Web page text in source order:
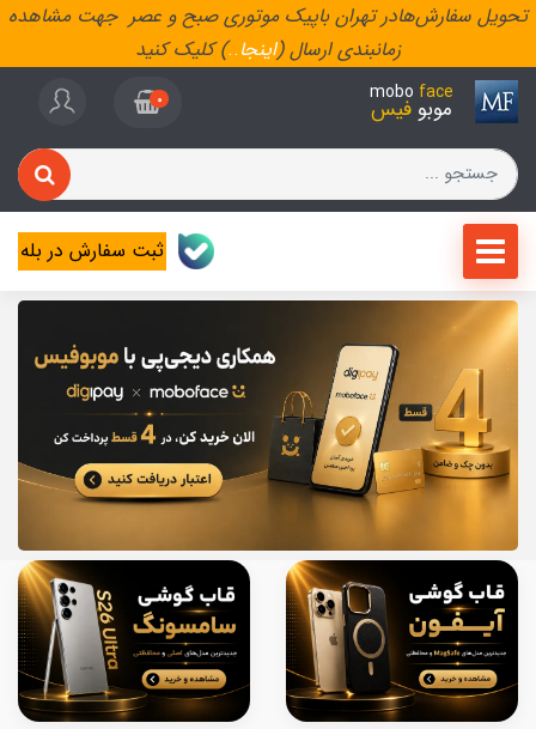
تحویل سفارش‌هادر تهران باپیک موتوری صبح و عصر جهت مشاهده
زمانبندی ارسال (اینجا..) کلیک کنید
mobo face
موبو فیس 0
ثبت سفارش در بله